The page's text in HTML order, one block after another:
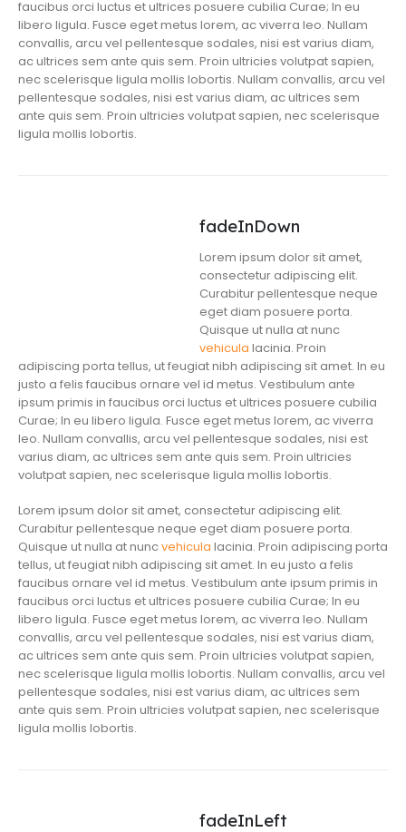
faucibus orci luctus et ultrices posuere cubilia Curae; In eu
libero ligula. Fusce eget metus lorem, ac viverra leo. Nullam
convallis, arcu vel pellentesque sodales, nisi est varius diam,
ac ultrices sem ante quis sem. Proin ultricies volutpat sapien,
nec scelerisque ligula mollis lobortis. Nullam convallis, arcu vel
pellentesque sodales, nisi est varius diam, ac ultrices sem
ante quis sem. Proin ultricies volutpat sapien, nec scelerisque
ligula mollis lobortis.
fadeInDown
Lorem ipsum dolor sit amet,
consectetur adipiscing elit.
Curabitur pellentesque neque
eget diam posuere porta.
Quisque ut nulla at nunc
vehicula lacinia. Proin
adipiscing porta tellus, ut feugiat nibh adipiscing sit amet. In eu
justo a felis faucibus ornare vel id metus. Vestibulum ante
ipsum primis in faucibus orci luctus et ultrices posuere cubilia
Curae; In eu libero ligula. Fusce eget metus lorem, ac viverra
leo. Nullam convallis, arcu vel pellentesque sodales, nisi est
varius diam, ac ultrices sem ante quis sem. Proin ultricies
volutpat sapien, nec scelerisque ligula mollis lobortis.
Lorem ipsum dolor sit amet, consectetur adipiscing elit.
Curabitur pellentesque neque eget diam posuere porta.
Quisque ut nulla at nuncvehicula lacinia. Proin adipiscing porta
tellus, ut feugiat nibh adipiscing sit amet. In eu justo a felis
faucibus ornare vel id metus. Vestibulum ante ipsum primis in
faucibus orci luctus et ultrices posuere cubilia Curae; In eu
libero ligula. Fusce eget metus lorem, ac viverra leo. Nullam
convallis, arcu vel pellentesque sodales, nisi est varius diam,
ac ultrices sem ante quis sem. Proin ultricies volutpat sapien,
nec scelerisque ligula mollis lobortis. Nullam convallis, arcu vel
pellentesque sodales, nisi est varius diam, ac ultrices sem
ante quis sem. Proin ultricies volutpat sapien, nec scelerisque
ligula mollis lobortis.
fadeInLeft